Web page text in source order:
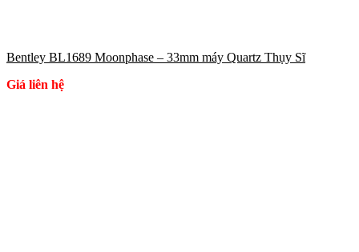
Bentley BL1689 Moonphase – 33mm máy Quartz Thụy Sĩ
Giá liên hệ